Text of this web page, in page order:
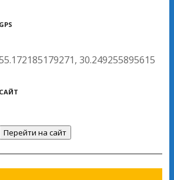
GPS
30.249255895615
САЙТ
Перейти на сайт